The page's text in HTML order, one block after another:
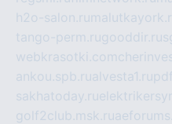
h2o-salon.ru
tango-perm.rugooddir.ru
webkrasotki.com
ankou.spb.rualvesta1.ru
sakhatoday.ru
golf2club.msk.ru